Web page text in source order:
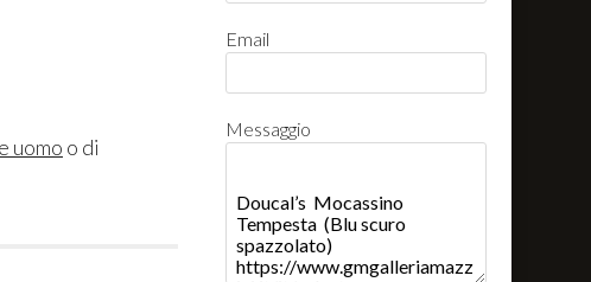
uomo o di
Email
Messaggio